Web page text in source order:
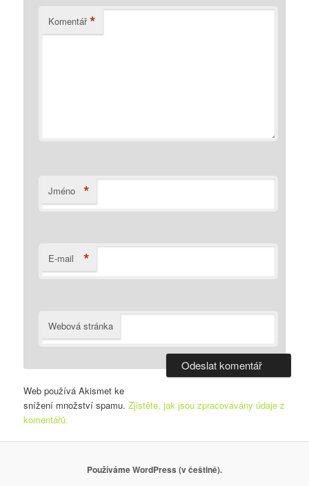
Komentář *
Jméno *
E-mail *
Webová stránka
Web používá Akismet ke
snížení množství spamu.Zjistěte, jak jsou zpracovávány údaje z
komentářů.
Používáme WordPress (v češtině).